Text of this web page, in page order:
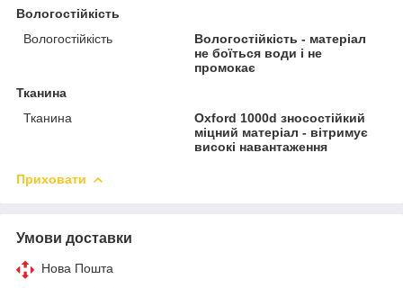
Вологостійкість
Вологостійкість
Вологостійкість - матеріал
не боїться води і не
промокає
Тканина
Тканина
Oxford 1000d зносостійкий
міцний матеріал - вітримує
високі навантаження
Приховати
Умови доставки
Нова Пошта